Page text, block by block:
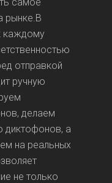
рынке.В
каждому
отправкой
ручную
делаем
диктофонов, а
на реальных
не только